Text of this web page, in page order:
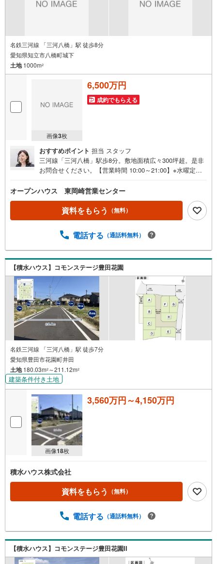
名鉄三河線 「三河八橋」駅 徒歩8分
愛知県知立市八橋町城下
土地1000m2
画像3枚
6,500万円
成約でもらえる
おすすめポイント 担当 スタッフ
三河線「三河八橋」駅歩8分。敷地面積広々300坪超。是非
お問合せください。【営業時間 10:00～21:00】※水曜定休
気軽にご連絡ください！現地を見学される場合は「室内・
現地を見学する（無料）」ボタンよりご希望の日時をご記
入いただけますとスムーズにご案内が可能です。◎現地の
ご案内について・平日や夜遅い時間帯もご案内が可能 ※定
明いたします。・車でご自宅や最寄り駅等、ご指定の場所
す。◎個別FP相談会 無料物件のご紹介だけでなく住宅ロ
ーン・資金のご相談、まずは家探しについて話を聞きたい
という方も大歓迎です！年間8000棟以上の限定物件を発表
しているオープンハウスだから出会える物件が多数ござい
ます。ぜひお気軽にご連絡・ご相談ください！※限定物件:
当社のみ、もしくは当社を含めた数社でのみご紹介可能な
オープンハウス・ディベロップメントの物件
オープンハウス 東岡崎営業センター
資料をもらう （無料）
電話する （通話料無料）
【積水ハウス】コモンステージ豊田花園
名鉄三河線 「三河八橋」駅 徒歩7分
愛知県豊田市花園町井田
土地180.03m2 ～211.12m2
建築条件付き土地
画像18枚
3,560万円～4,150万円
積水ハウス株式会社
資料をもらう （無料）
電話する （通話料無料）
【積水ハウス】コモンステージ豊田花園II